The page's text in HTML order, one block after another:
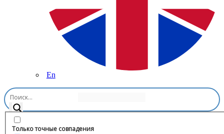
En
Только точные совпадения
Главная